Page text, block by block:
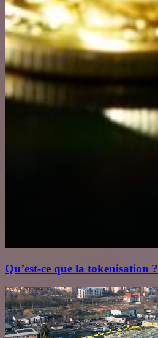
Qu’est‑ce que la tokenisation ?